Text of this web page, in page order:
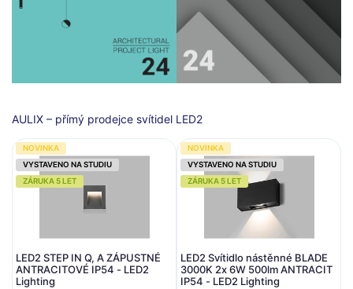
AULIX – přímý prodejce svítidel LED2
NOVINKA
VYSTAVENO NA STUDIU
ZÁRUKA 5 LET
LED2 STEP IN Q, A ZÁPUSTNÉ
ANTRACITOVÉ IP54 - LED2
Lighting
NOVINKA
VYSTAVENO NA STUDIU
ZÁRUKA 5 LET
LED2 Svítidlo nástěnné BLADE
3000K 2x 6W 500lm ANTRACIT
IP54 - LED2 Lighting